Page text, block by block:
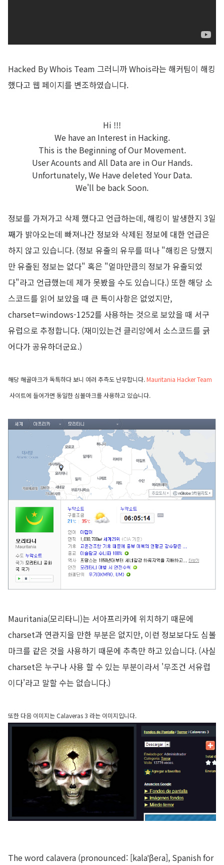
Hacked By Whois Team 그러니까 Whois라는 해커팀이 해킹
했다고 웹 페이지를 변조하였습니다.
Hi !!!
We have an Interest in Hacking.
This is the Beginning of Our Movement.
User Acounts and All Data are in Our Hands.
Unfortunately, We Have deleted Your Data.
We'll be back Soon.
정보를 가져가고 삭제 했다고 언급하는데, 해킹이 발생한지 3일
째가 밝아오는데 빠져나간 정보와 삭제된 정보에 대한 언급은
하지 않고 있습니다. (정보 유출의 유무를 떠나 "해킹은 당했지
만 유출된 정보는 없다" 혹은 "얼마만큼의 정보가 유출되었
다"라고 언급했는데 제가 못봤을 수도 있습니다.) 또한 해당 소
스코드를 읽어 보았을 때 큰 특이사항은 없었지만,
charset=windows-1252를 사용하는 것으로 보았을 때 서구
유럽으로 추정합니다. (재미있는건 클리앙에서 소스코드를 긁
어다가 공유하더군요.)
해당 해골마크가 독특하다 보니 여러 추측도 난무합니다.Mauritania Hacker Team
사이트에 들어가면 동일한 심볼마크를 사용하고 있습니다.
Mauritania(모리타니)는 서아프리카에 위치하기 때문에
charset과 연관지을 만한 부분은 없지만, 이런 정보보다도 심볼
마크를 같은 것을 사용하기 때문에 추측만 하고 있습니다. (사실
charset은 누구나 사용 할 수 있는 부분이라서 '무조건 서유럽
이다'라고 말할 수는 없습니다.)
또한 다음 이미지는 Calaveras 3 라는 이미지입니다.
The word calavera (pronounced: [kalaˈβeɾa], Spanish for